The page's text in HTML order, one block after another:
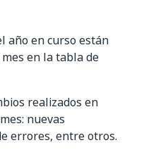
año en curso están
en la tabla de
realizados en
nuevas
errores, entre otros.